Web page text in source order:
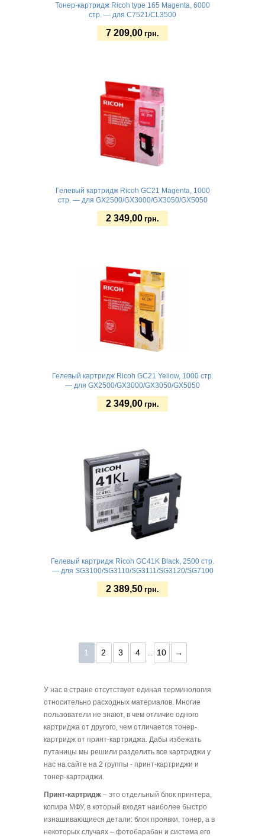
Тонер-картридж Ricoh type 165 Magenta, 6000
стр. — для C7521/CL3500
7 209,00 грн.
Гелевый картридж Ricoh GC21 Magenta, 1000
стр. — для GX2500/GX3000/GX3050/GX5050
2 349,00 грн.
Гелевый картридж Ricoh GC21 Yellow, 1000 стр.
— для GX2500/GX3000/GX3050/GX5050
2 349,00 грн.
Гелевый картридж Ricoh GC41K Black, 2500 стр.
— для SG3100/SG3110/SG3111/SG3120/SG7100
2 389,50 грн.
1 2 3 4 →
... 10
У нас в стране отсутствует единая терминология
относительно расходных материалов. Многие
пользователи не знают, в чем отличие одного
картриджа от другого, чем отличается тонер-
картридж от принт-картриджа. Дабы избежать
путаницы мы решили разделить все картриджи у
нас на сайте на 2 группы - принт-картриджи и
тонер-картриджи.
Принт-картридж – это отдельный блок принтера,
копира МФУ, в который входят наиболее быстро
изнашивающиеся детали: блок проявки, тонер, а в
некоторых случаях – фотобарабан и система его